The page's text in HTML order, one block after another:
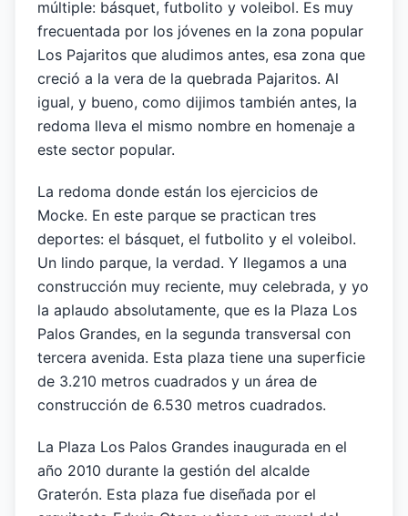
múltiple: básquet, futbolito y voleibol. Es muy
frecuentada por los jóvenes en la zona popular
Los Pajaritos que aludimos antes, esa zona que
creció a la vera de la quebrada Pajaritos. Al
igual, y bueno, como dijimos también antes, la
redoma lleva el mismo nombre en homenaje a
este sector popular.
La redoma donde están los ejercicios de
Mocke. En este parque se practican tres
deportes: el básquet, el futbolito y el voleibol.
Un lindo parque, la verdad. Y llegamos a una
construcción muy reciente, muy celebrada, y yo
la aplaudo absolutamente, que es la Plaza Los
Palos Grandes, en la segunda transversal con
tercera avenida. Esta plaza tiene una superficie
de 3.210 metros cuadrados y un área de
construcción de 6.530 metros cuadrados.
La Plaza Los Palos Grandes inaugurada en el
año 2010 durante la gestión del alcalde
Graterón. Esta plaza fue diseñada por el